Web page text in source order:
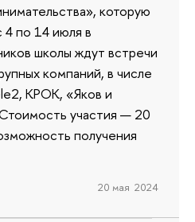
которую
по 14 июля в
школы ждут встречи
компаний, в числе
КРОК, «Яков и
участия — 20
получения
20 мая 2024